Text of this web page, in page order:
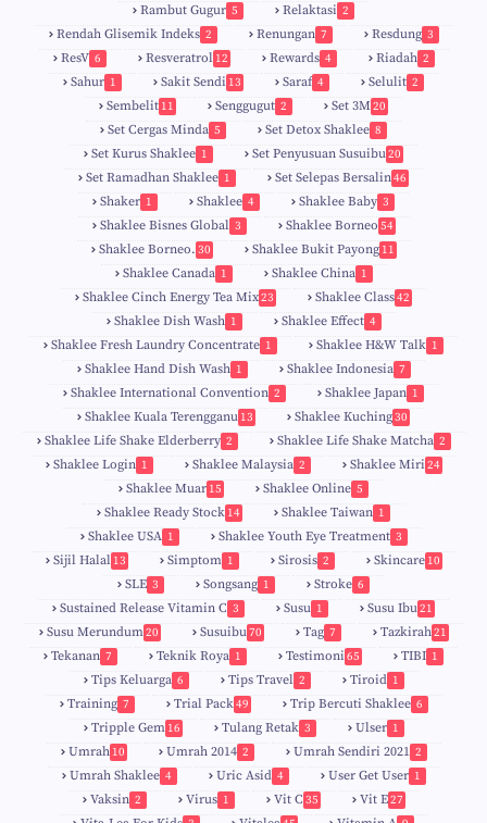
Rambut Gugur 5 Relaktasi 2
Rendah Glisemik Indeks 2 Renungan 7 Resdung 3
ResV 6 Resveratrol 12 Rewards 4 Riadah 2
Sahur 1 Sakit Sendi 13 Saraf 4 Selulit 2
Sembelit 11 Senggugut 2 Set 3M20
Set Cergas Minda 5 Set Detox Shaklee 8
Set Kurus Shaklee 1 Set Penyusuan Susuibu20
Set Ramadhan Shaklee 1 Set Selepas Bersalin46
Shaker 1 Shaklee 4 Shaklee Baby 3
Shaklee Bisnes Global 3 Shaklee Borneo 54
Shaklee Borneo. 30 Shaklee Bukit Payong 11
Shaklee Canada 1 Shaklee China 1
Shaklee Cinch Energy Tea Mix23 Shaklee Class42
Shaklee Dish Wash 1 Shaklee Effect 4
Shaklee Fresh Laundry Concentrate 1 Shaklee H&W Talk 1
Shaklee Hand Dish Wash 1 Shaklee Indonesia 7
Shaklee International Convention 2 Shaklee Japan 1
Shaklee Kuala Terengganu 13
Shaklee Kuching30
Shaklee Life Shake Elderberry 2 Shaklee Life Shake Matcha 2
Shaklee Login 1 Shaklee Malaysia 2 Shaklee Miri 24
Shaklee Muar 15
8
Shaklee Online 5
Shaklee Ready Stock 14 Shaklee Taiwan 1
Shaklee USA 1 Shaklee Youth Eye Treatment 3
Sijil Halal 13 Simptom 1 Sirosis 2 Skincare 10
SLE 3 Songsang 1 Stroke 6
Sustained Release Vitamin C 3 Susu 1 Susu Ibu21
0
Susu Merundum20
Susuibu70 Tag 7 Tazkirah21
7
Tekanan 7 Teknik Roya 1 Testimoni 65
5
TIBI 1
Tips Keluarga 6 Tips Travel 2 Tiroid 1
Training 7 Trial Pack49 Trip Bercuti Shaklee 6
Tripple Gem 16 Tulang Retak 3 Ulser 1
Umrah 10 Umrah 2014 2 Umrah Sendiri 2021 2
Umrah Shaklee 4 Uric Asid 4 User Get User 1
Vaksin 2 Virus 1 Vit C 35 Vit E27